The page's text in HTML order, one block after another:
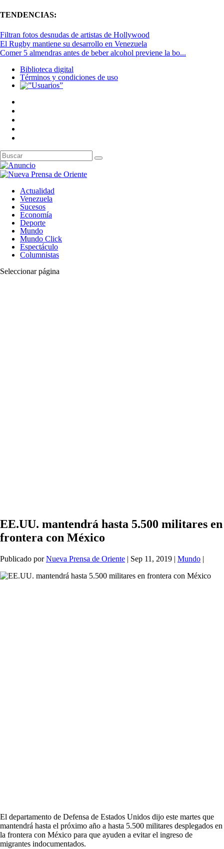
TENDENCIAS:
Filtran fotos desnudas de artistas de Hollywood
El Rugby mantiene su desarrollo en Venezuela
Comer 5 almendras antes de beber alcohol previene la bo...
Biblioteca digital
Términos y condiciones de uso
Actualidad
Venezuela
Sucesos
Economía
Deporte
Mundo
Mundo Click
Espectáculo
Columnistas
Seleccionar página
EE.UU. mantendrá hasta 5.500 militares en
frontera con México
Publicado porNueva Prensa de Oriente | Sep 11, 2019 | Mundo |
El departamento de Defensa de Estados Unidos dijo este martes que
mantendrá hasta el próximo año a hasta 5.500 militares desplegados en
la frontera con México para que ayuden a evitar el ingreso de
migrantes indocumentados.